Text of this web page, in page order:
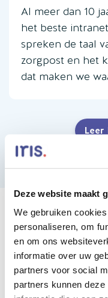
Deze website maakt
We gebruiken
personaliseren, om
en om ons
informatie over uw
partners voor social
partners kunnen
Al meer dan 10
het beste
spreken de taal
zorgpost en het
dat maken we
Iris is voor
WIE